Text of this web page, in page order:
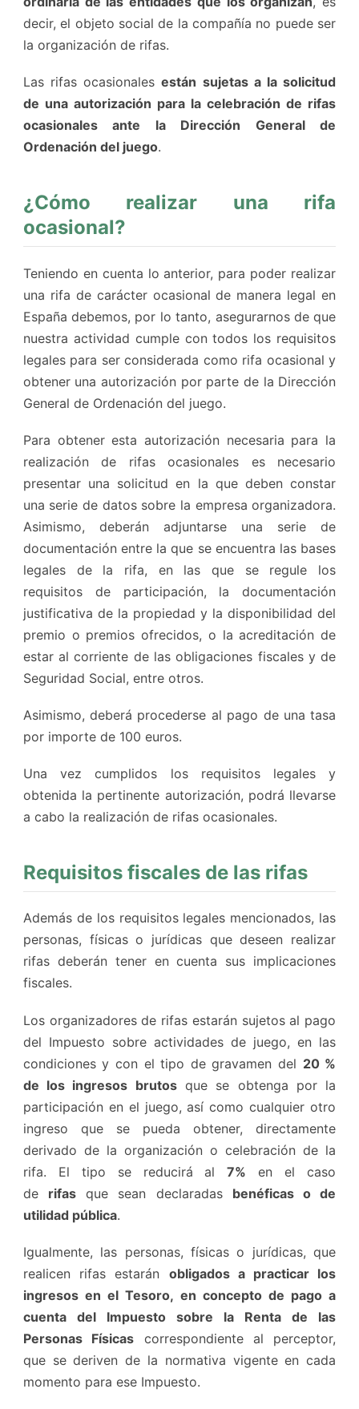
decir, el objeto social de la compañía no puede ser
la organización de rifas.
Las rifas ocasionalesestán sujetas a la solicitud
de una autorización para la celebración de rifas
ocasionales ante la Dirección General de
Ordenación del juego.
¿Cómo realizar una rifa
ocasional?
Teniendo en cuenta lo anterior, para poder realizar
una rifa de carácter ocasional de manera legal en
España debemos, por lo tanto, asegurarnos de que
nuestra actividad cumple con todos los requisitos
legales para ser considerada como rifa ocasional y
obtener una autorización por parte de la Dirección
General de Ordenación del juego.
Para obtener esta autorización necesaria para la
realización de rifas ocasionales es necesario
presentar una solicitud en la que deben constar
una serie de datos sobre la empresa organizadora.
Asimismo, deberán adjuntarse una serie de
documentación entre la que se encuentra las bases
legales de la rifa, en las que se regule los
requisitos de participación, la documentación
justificativa de la propiedad y la disponibilidad del
premio o premios ofrecidos, o la acreditación de
estar al corriente de las obligaciones fiscales y de
Seguridad Social, entre otros.
Asimismo, deberá procederse al pago de una tasa
por importe de 100 euros.
Una vez cumplidos los requisitos legales y
obtenida la pertinente autorización, podrá llevarse
a cabo la realización de rifas ocasionales.
Requisitos fiscales de las rifas
Además de los requisitos legales mencionados, las
personas, físicas o jurídicas que deseen realizar
rifas deberán tener en cuenta sus implicaciones
fiscales.
Los organizadores de rifas estarán sujetos al pago
del Impuesto sobre actividades de juego, en las
condiciones y con el tipo de gravamen del 20 %
de los ingresos brutosque se obtenga por la
participación en el juego, así como cualquier otro
ingreso que se pueda obtener, directamente
derivado de la organización o celebración de la
rifa. El tipo se reducirá al7% en el caso
de rifas que sean declaradas benéficas o de
utilidad pública.
Igualmente, las personas, físicas o jurídicas, que
realicen rifas estarán obligados a practicar los
ingresos en el Tesoro, en concepto de pago a
cuenta del Impuesto sobre la Renta de las
Personas Físicas correspondiente al perceptor,
que se deriven de la normativa vigente en cada
momento para ese Impuesto.